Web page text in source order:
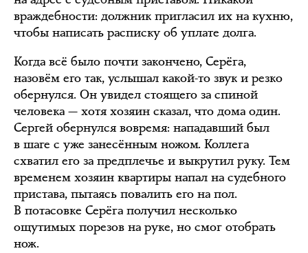
враждебности: должник пригласил их на кухню,
чтобы написать расписку об уплате долга.
Когда всё было почти закончено, Серёга,
назовём его так, услышал какой-то звук и резко
обернулся. Он увидел стоящего за спиной
человека — хотя хозяин сказал, что дома один.
Сергей обернулся вовремя: нападавший был
в шаге с уже занесённым ножом. Коллега
схватил его за предплечье и выкрутил руку. Тем
временем хозяин квартиры напал на судебного
пристава, пытаясь повалить его на пол.
В потасовке Серёга получил несколько
ощутимых порезов на руке, но смог отобрать
нож.